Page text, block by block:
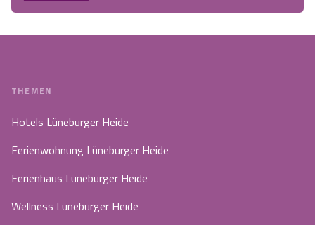
THEMEN
Hotels Lüneburger Heide
Ferienwohnung Lüneburger Heide
Ferienhaus Lüneburger Heide
Wellness Lüneburger Heide